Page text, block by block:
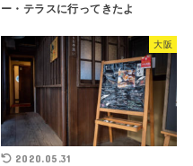
ー・テラスに行ってきたよ
大阪
2020.05.31